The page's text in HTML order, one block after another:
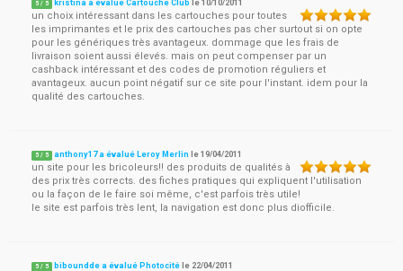
5 / 5 kristina a évalué Cartouche Club le10/10/2011
un choix intéressant dans les cartouches pour toutes
les imprimantes et le prix des cartouches pas cher surtout si on opte
pour les génériques très avantageux. dommage que les frais de
livraison soient aussi élevés. mais on peut compenser par un
cashback intéressant et des codes de promotion réguliers et
avantageux. aucun point négatif sur ce site pour l'instant. idem pour la
qualité des cartouches.
5 / 5 anthony17 a évalué Leroy Merlin le19/04/2011
un site pour les bricoleurs!! des produits de qualités à
des prix très corrects. des fiches pratiques qui expliquent l'utilisation
ou la façon de le faire soi même, c'est parfois très utile!
le site est parfois très lent, la navigation est donc plus diofficile.
5 / 5 biboundde a évalué Photocité le 22/04/2011